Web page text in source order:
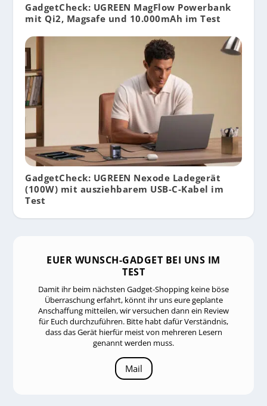
GadgetCheck: UGREEN MagFlow Powerbank
mit Qi2, Magsafe und 10.000mAh im Test
GadgetCheck: UGREEN Nexode Ladegerät
(100W) mit ausziehbarem USB-C-Kabel im
Test
EUER WUNSCH-GADGET BEI UNS IM
TEST
Damit ihr beim nächsten Gadget-Shopping keine böse
Überraschung erfahrt, könnt ihr uns eure geplante
Anschaffung mitteilen, wir versuchen dann ein Review
für Euch durchzuführen. Bitte habt dafür Verständnis,
dass das Gerät hierfür meist von mehreren Lesern
genannt werden muss.
Mail